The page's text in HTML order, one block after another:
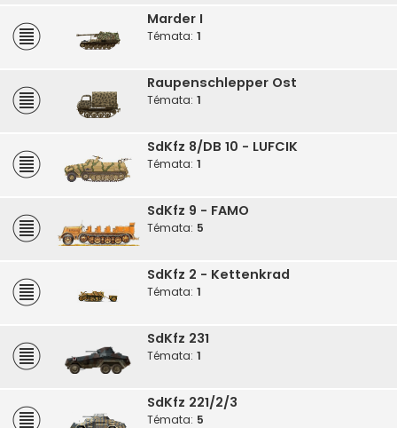
Marder I
Témata: 1
Raupenschlepper Ost
Témata: 1
SdKfz 8/DB 10 - LUFCIK
Témata: 1
SdKfz 9 - FAMO
Témata: 5
SdKfz 2 - Kettenkrad
Témata: 1
SdKfz 231
Témata: 1
SdKfz 221/2/3
Témata: 5